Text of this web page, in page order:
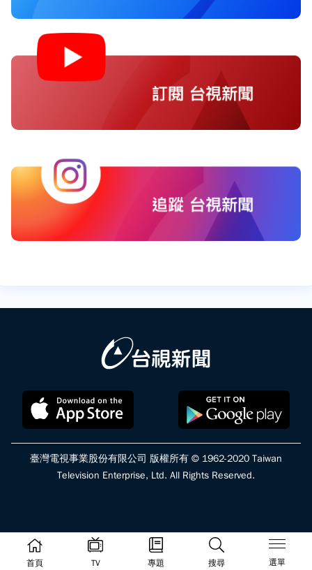
首頁 TV 專題 搜尋 選單
臺灣電視事業股份有限公司 版權所有 © 1962-2020 Taiwan
Television Enterprise, Ltd. All Rights Reserved.